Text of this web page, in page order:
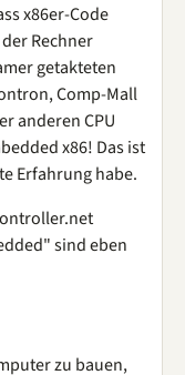
x86er-Code
Rechner
getakteten
Comp-Mall
anderen CPU
x86! Das ist
Erfahrung habe.
sind eben
zu bauen,